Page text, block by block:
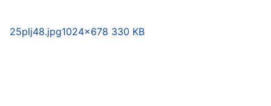
25plj48.jpg1024×678 330 KB